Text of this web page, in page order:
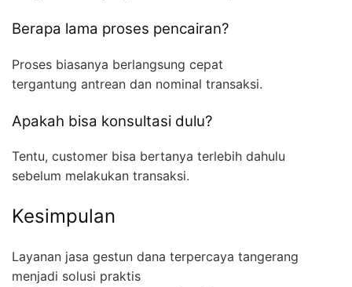
Berapa lama proses pencairan?
Proses biasanya berlangsung cepat
tergantung antrean dan nominal transaksi.
Apakah bisa konsultasi dulu?
Tentu, customer bisa bertanya terlebih dahulu
sebelum melakukan transaksi.
Kesimpulan
Layanan jasa gestun dana terpercaya tangerang
menjadi solusi praktis